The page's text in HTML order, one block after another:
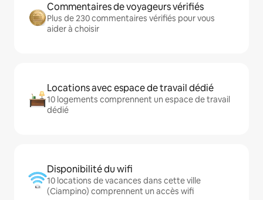
Commentaires de voyageurs vérifiés
Plus de 230 commentaires vérifiés pour vous
aider à choisir
Locations avec espace de travail dédié
10 logements comprennent un espace de travail
dédié
Disponibilité du wifi
10 locations de vacances dans cette ville
(Ciampino) comprennent un accès wifi